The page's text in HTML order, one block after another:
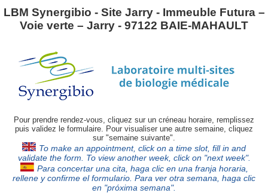
LBM Synergibio - Site Jarry - Immeuble Futura –
Voie verte – Jarry - 97122 BAIE-MAHAULT
Pour prendre rendez-vous, cliquez sur un créneau horaire, remplissez
puis validez le formulaire. Pour visualiser une autre semaine, cliquez
sur "semaine suivante".
To make an appointment, click on a time slot, fill in and
validate the form. To view another week, click on "next week".
Para concertar una cita, haga clic en una franja horaria,
rellene y confirme el formulario. Para ver otra semana, haga clic
en "próxima semana".